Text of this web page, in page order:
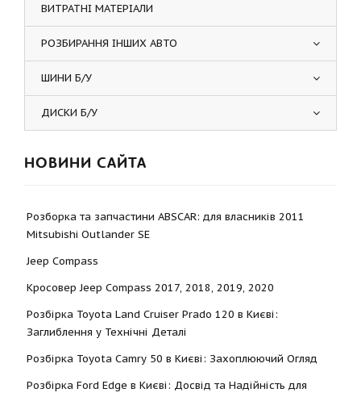
ВИТРАТНІ МАТЕРІАЛИ
РОЗБИРАННЯ ІНШИХ АВТО
ШИНИ Б/У
ДИСКИ Б/У
НОВИНИ САЙТА
Розборка та запчастини ABSCAR: для власників 2011
Mitsubishi Outlander SE
Jeep Compass
Кросовер Jeep Compass 2017, 2018, 2019, 2020
Розбірка Toyota Land Cruiser Prado 120 в Києві:
Заглиблення у Технічні Деталі
Розбірка Toyota Camry 50 в Києві: Захоплюючий Огляд
Розбірка Ford Edge в Києві: Досвід та Надійність для